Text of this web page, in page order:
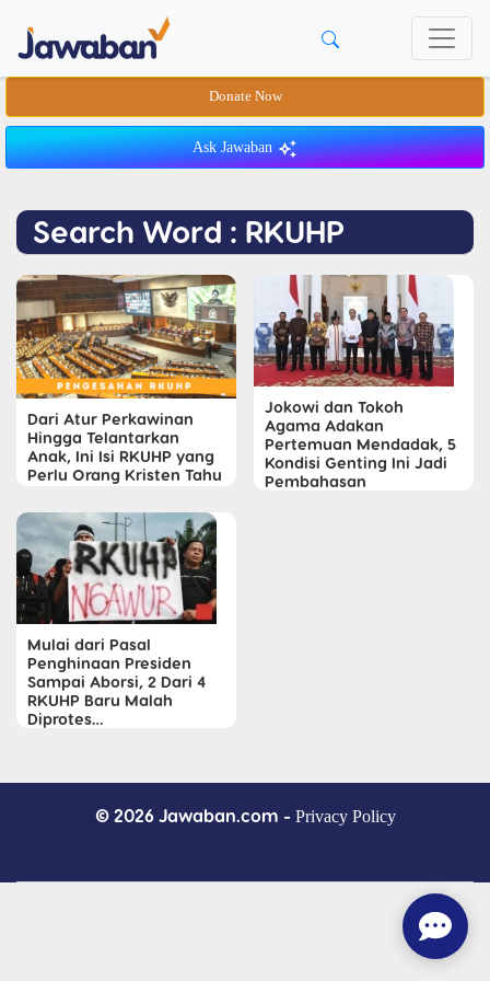
Donate Now
Ask Jawaban
Search Word : RKUHP
Dari Atur Perkawinan
Hingga Telantarkan
Anak, Ini Isi RKUHP yang
Perlu Orang Kristen Tahu
Jokowi dan Tokoh
Agama Adakan
Pertemuan Mendadak, 5
Kondisi Genting Ini Jadi
Pembahasan
Mulai dari Pasal
Penghinaan Presiden
Sampai Aborsi, 2 Dari 4
RKUHP Baru Malah
Diprotes…
© 2026 Jawaban.com - Privacy Policy